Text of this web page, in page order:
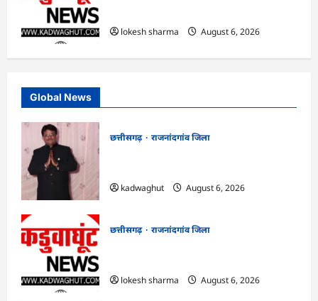
lokesh sharma
August 6, 2026
Global News
छत्तीसगढ़
राजनांदगांव जिला
kadwaghut
August 6, 2026
छत्तीसगढ़
राजनांदगांव जिला
lokesh sharma
August 6, 2026